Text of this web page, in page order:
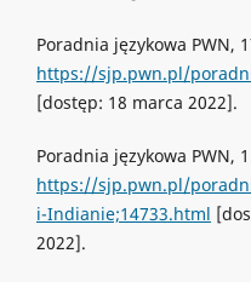
Poradnia językowa PWN,
https://sjp.pwn.pl/
[dostęp: 18 marca 2022].
Poradnia językowa PWN,
https://sjp.pwn.pl/
i-Indianie;14733.html
2022].